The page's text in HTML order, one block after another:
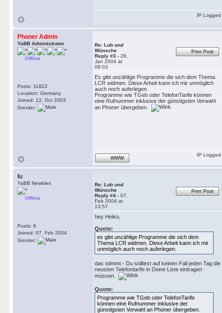
IP Logged
Phoner Admin
YaBB Administrator
Offline
Posts: 11822
Location: Germany
Joined: 12. Oct 2003
Gender:
Re: Lob und
Wünsche
Reply #3 - 28.
Jan 2004 at
08:03
Print Post
Es gibt unzählige Programme die sich dem Thema
LCR widmen. Diese Arbeit kann ich mir unmöglich
auch noch auferlegen.
Programme wie TGeb oder TelefonTarife können
eine Rufnummer inklusive der günstigsten Vorwahl
an Phoner übergeben.
WWW
IP Logged
lu
YaBB Newbies
Offline
Posts: 6
Joined: 07. Feb 2004
Gender:
Re: Lob und
Wünsche
Reply #4 - 07.
Feb 2004 at
13:57
Print Post
hey Heiko,
Quote:
es gibt unzählige Programme die sich dem
Thema LCR widmen. Diese Arbeit kann ich mir
unmöglich auch noch auferlegen.
das stimmt - Du solltest auf keinen Fall jeden Tag die
neusten Telefontarife in Deine Liste eintragen
müssen.
Quote:
Programme wie TGeb oder TelefonTarife
können eine Rufnummer inklusive der
günstigsten Vorwahl an Phoner übergeben.